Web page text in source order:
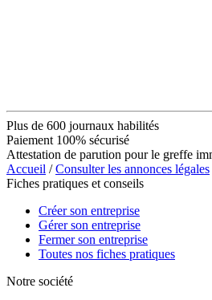
Plus de 600 journaux habilités
Paiement 100% sécurisé
Attestation de parution pour le greffe
Accueil /Consulter les annonces légales
Fiches pratiques et conseils
Créer son entreprise
Gérer son entreprise
Fermer son entreprise
Toutes nos fiches pratiques
Notre société